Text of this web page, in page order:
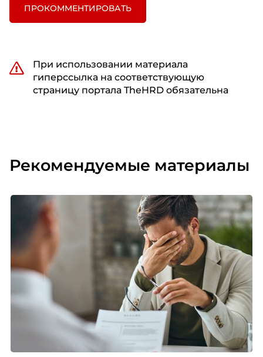
ПРОКОММЕНТИРОВАТЬ
При использовании материала
гиперссылка на соответствующую
страницу портала TheHRD обязательна
Рекомендуемые материалы